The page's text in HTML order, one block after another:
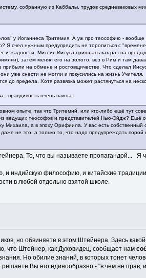
собранную из Каббалы, трудов средневековых
у Иоганнеса Тритемия. А уж про теософию -
счел нужным предупредить не торопиться с
и жадности. Миссия Иисуса пришлась как раз на
затем менял его на золото, вез в Рим и там
на обмене и ростовщичестве. Что сделал
уже снести не могли и покусились на жизнь Учителя.
до предела. Хотя развязка может растянуться на
- правдивость очень важна.
опыте, так что Тритемий, или кто-либо ещё тут
ведущих теософов и представителей Нью-Эйдж? Ещё
Михаила, а в эпоху Орифиила. У вас есть
не это, а только то, что надо предупреждать
То, что вы называете пропагандой... Я
и индийскую философию, и китайские
в любой отдельно взятой школе.
но обвиняете в этом Штейнера. Здесь
что Штейнер, как Духовидец, сообщает нам
Но обилие знаний, в которых тонет
Вы его единообразно - "в чем не